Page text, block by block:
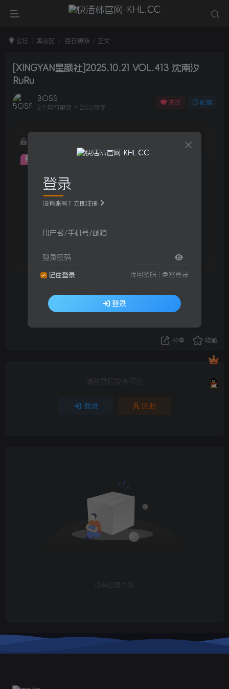
论坛 集合区 每日更新 正文
[XINGYAN星颜社]2025.10.21 VOL.413 沈南汐
RuRu
BOSS
2个月前更新 25次阅读
关注 私信
黄金VIP 免费
评分
分享 收藏
请登录后发表评论
登录 注册
没有回复内容
登录
没有账号？立即注册
用户名/手机号/邮箱
登录密码
记住登录 找回密码 免密登录
登录